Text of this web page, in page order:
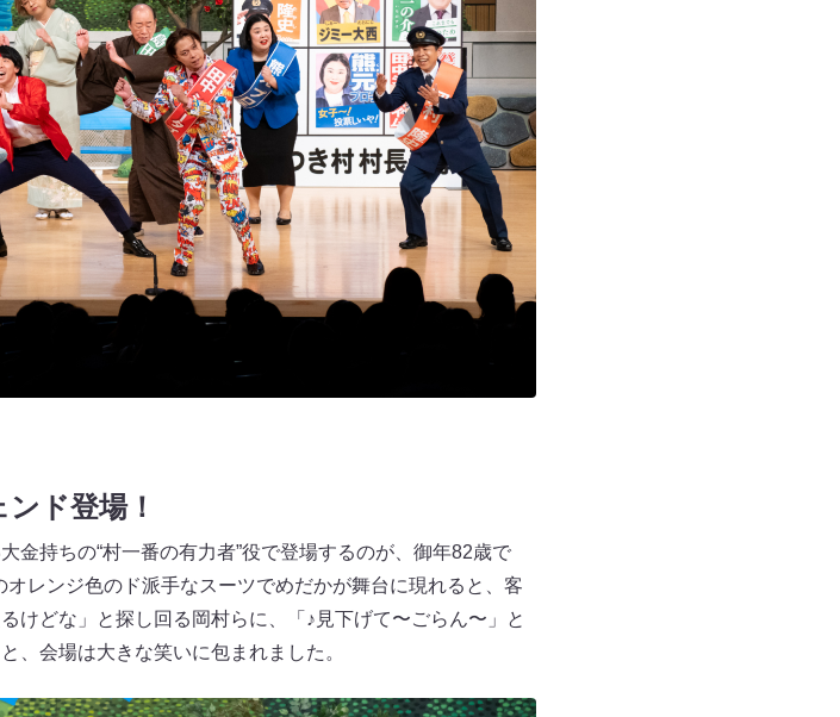
ンド登場！
金持ちの“村一番の有力者”役で登場するのが、御年82歳で
レンジ色のド派手なスーツでめだかが舞台に現れると、客
けどな」と探し回る岡村らに、「♪見下げて〜ごらん〜」と
、会場は大きな笑いに包まれました。